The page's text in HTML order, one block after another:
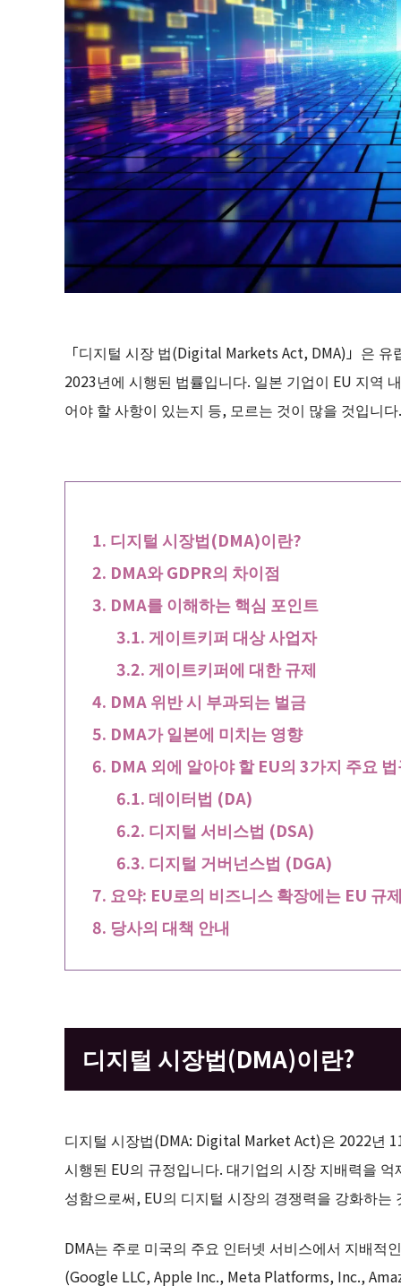
「디지털 시장 법(Digital Markets Act, DMA)」은
2023년에 시행된 법률입니다. 일본 기업이 EU 지역
어야 할 사항이 있는지 등, 모르는 것이 많을 것입니다.
디지털 시장법(DMA)이란?
DMA와 GDPR의 차이점
DMA를 이해하는 핵심 포인트
게이트키퍼 대상 사업자
게이트키퍼에 대한 규제
DMA 위반 시 부과되는 벌금
DMA가 일본에 미치는 영향
DMA 외에 알아야 할 EU의 3가지 주요
데이터법 (DA)
디지털 서비스법 (DSA)
디지털 거버넌스법 (DGA)
요약: EU로의 비즈니스 확장에는 EU 규
당사의 대책 안내
디지털 시장법(DMA)이란?
디지털 시장법(DMA: Digital Market Act)은 2022년
시행된 EU의 규정입니다. 대기업의 시장 지배력을
성함으로써, EU의 디지털 시장의 경쟁력을 강화하는
DMA는 주로 미국의 주요 인터넷 서비스에서 지배
(Google LLC, Apple Inc., Meta Platforms, Inc.,